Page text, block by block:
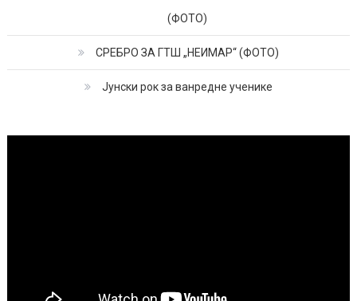
(ФОТО)
СРЕБРО ЗА ГТШ „НЕИМАР“ (ФОТО)
Јунски рок за ванредне ученике